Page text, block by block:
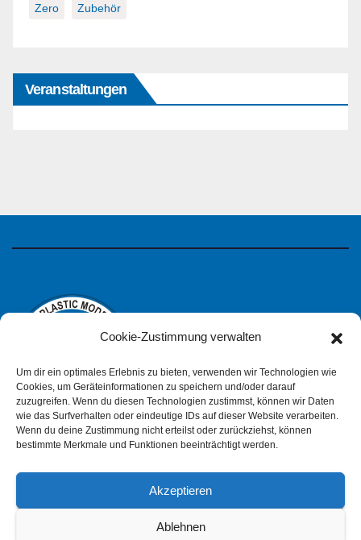
Cookie-Zustimmung verwalten
Um dir ein optimales Erlebnis zu bieten, verwenden wir Technologien wie
Cookies, um Geräteinformationen zu speichern und/oder darauf
zuzugreifen. Wenn du diesen Technologien zustimmst, können wir Daten
wie das Surfverhalten oder eindeutige IDs auf dieser Website verarbeiten.
Wenn du deine Zustimmung nicht erteilst oder zurückziehst, können
bestimmte Merkmale und Funktionen beeinträchtigt werden.
Akzeptieren
Ablehnen
Zero Zubehör
Veranstaltungen
IPMS Deutschland
Datenschutzerklärung (pdf)